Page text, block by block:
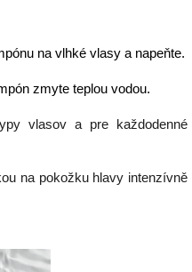
na vlhké vlasy a napeňte.
zmyte teplou vodou.
vlasov a pre každodenné
na pokožku hlavy intenzívně